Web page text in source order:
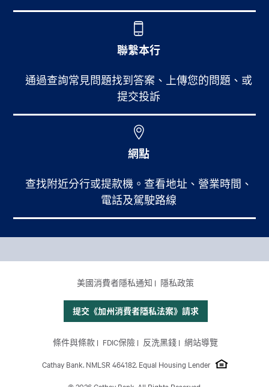
聯繫本行
通過查詢常見問題找到答案、上傳您的問題、或
提交投訴
網點
查找附近分行或提款機。查看地址、營業時間、
電話及駕駛路線
個人銀行
美國消費者隱私通知 隱私政策
提交《加州消費者隱私法案》請求
Footer Site Map
條件與條款 FDIC保險 反洗黑錢 網站導覽
Cathay Bank. NMLSR 464182. Equal Housing Lender